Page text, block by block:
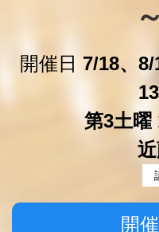
開催日 7/18、8/
第3土曜
開